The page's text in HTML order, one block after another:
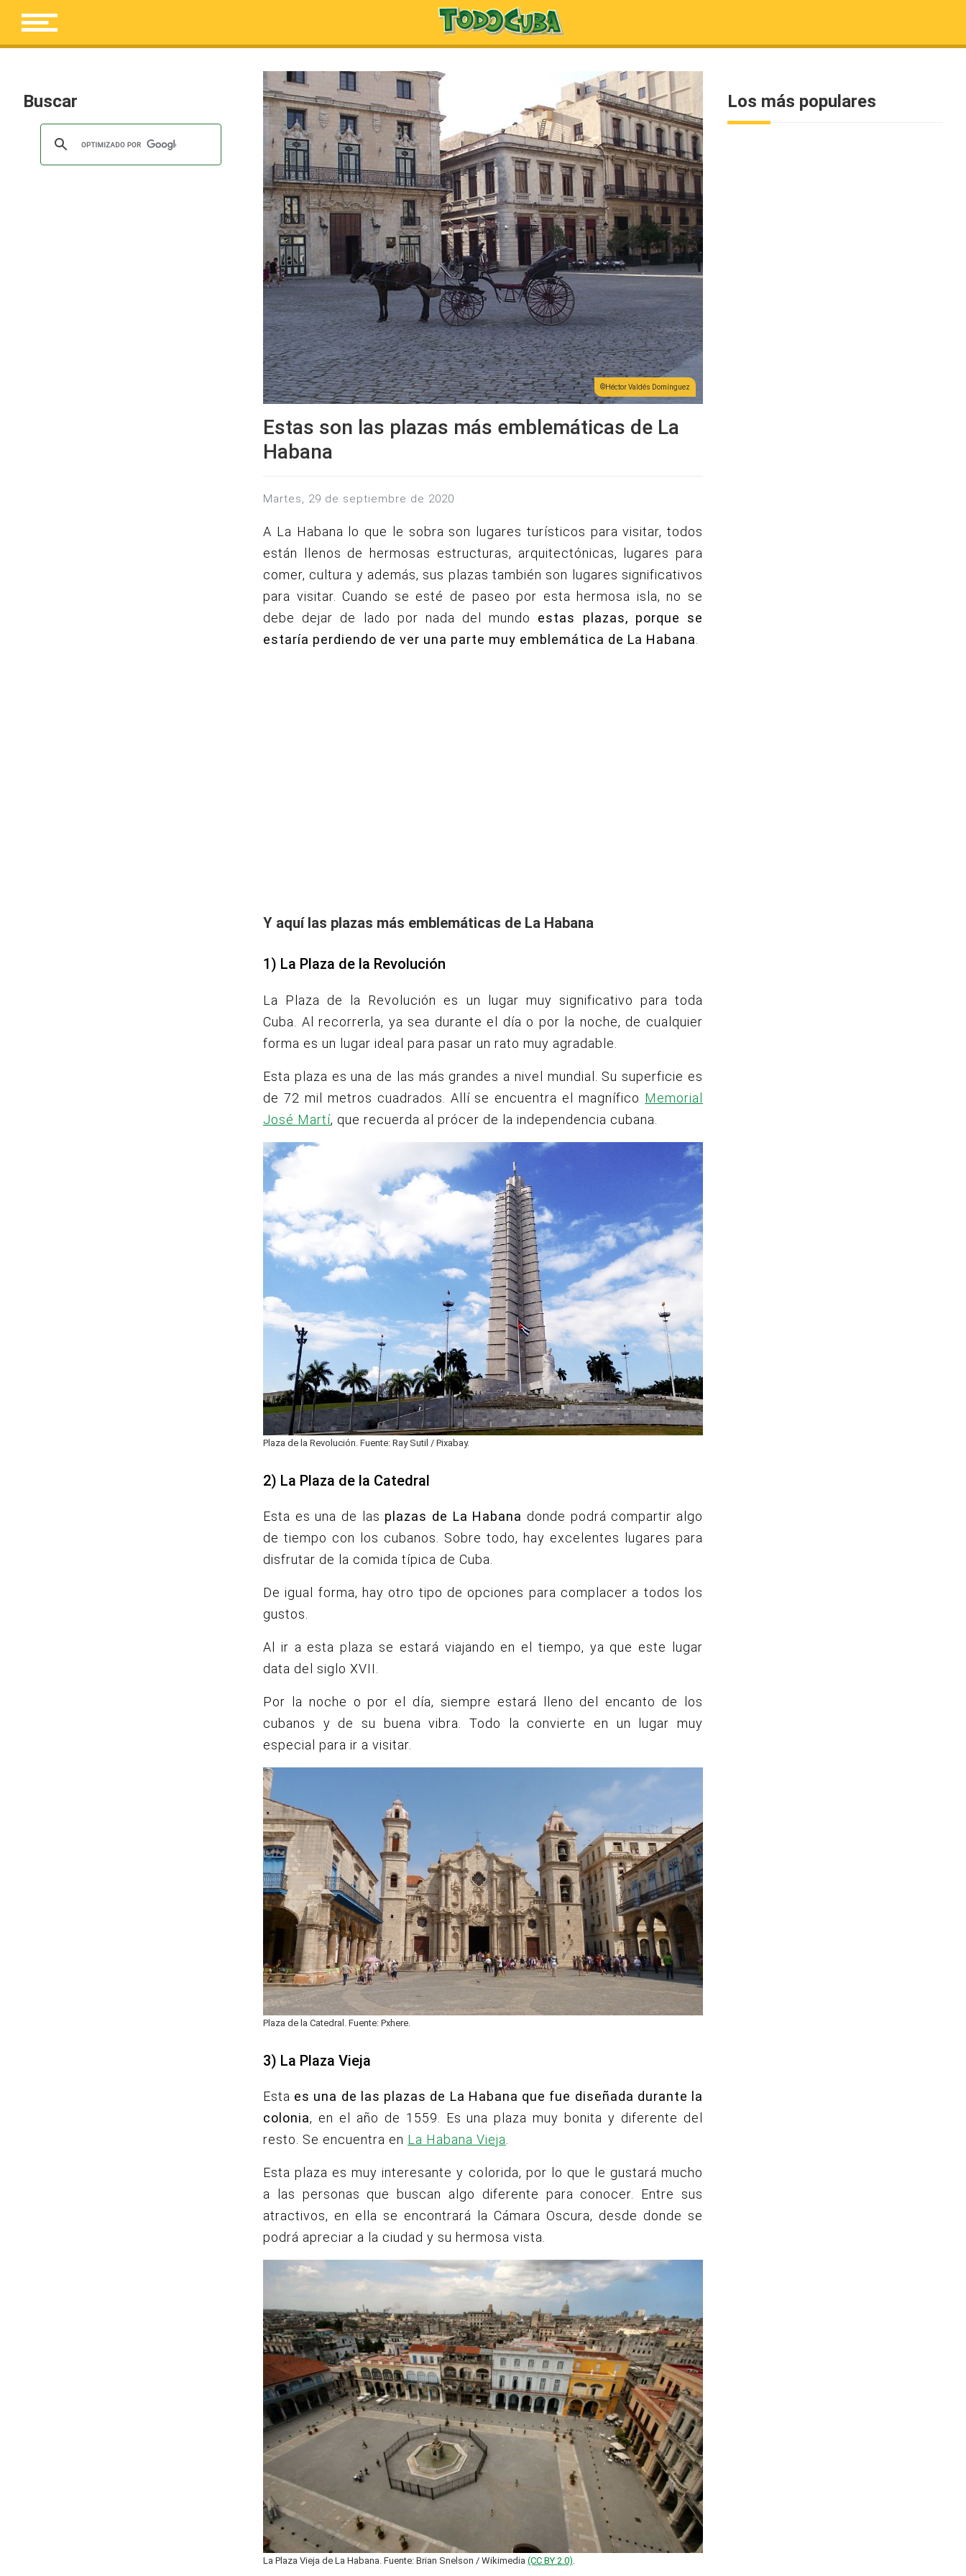
Buscar
Héctor Valdés Domínguez
Estas son las plazas más emblemáticas de La
Habana
martes, 29 de septiembre de 2020
A La Habana lo que le sobra son lugares turísticos para visitar, todos
están llenos de hermosas estructuras, arquitectónicas, lugares para
comer, cultura y además, sus plazas también son lugares significativos
para visitar. Cuando se esté de paseo por esta hermosa isla, no se
debe dejar de lado por nada del mundo estas plazas, porque se
estaría perdiendo de ver una parte muy emblemática de La Habana
Y aquí las plazas más emblemáticas de La Habana
1) La Plaza de la Revolución
La Plaza de la Revolución es un lugar muy significativo para toda
Cuba. Al recorrerla, ya sea durante el día o por la noche, de cualquier
forma es un lugar ideal para pasar un rato muy agradable.
Esta plaza es una de las más grandes a nivel mundial. Su superficie es
de 72 mil metros cuadrados. Allí se encuentra el magnífico Memorial
José Martí, que recuerda al prócer de la independencia cubana.
Plaza de la Revolución. Fuente: Ray Sutil / Pixabay.
2) La Plaza de la Catedral
Esta es una de las plazas de La Habana donde podrá compartir algo
de tiempo con los cubanos. Sobre todo, hay excelentes lugares para
disfrutar de la comida típica de Cuba.
De igual forma, hay otro tipo de opciones para complacer a todos los
gustos.
Al ir a esta plaza se estará viajando en el tiempo, ya que este lugar
data del siglo XVII.
Por la noche o por el día, siempre estará lleno del encanto de los
cubanos y de su buena vibra. Todo la convierte en un lugar muy
especial para ir a visitar.
Plaza de la Catedral. Fuente: Pxhere.
3) La Plaza Vieja
Esta es una de las plazas de La Habana que fue diseñada durante la
colonia, en el año de 1559. Es una plaza muy bonita y diferente del
resto. Se encuentra en La Habana Vieja.
Esta plaza es muy interesante y colorida, por lo que le gustará mucho
a las personas que buscan algo diferente para conocer. Entre sus
atractivos, en ella se encontrará la Cámara Oscura, desde donde se
podrá apreciar a la ciudad y su hermosa vista.
La Plaza Vieja de La Habana. Fuente: Brian Snelson / Wikimedia (CC BY 2.0).
Los más populares